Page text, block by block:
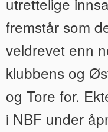
fremstår som
veldrevet enn
klubbens og
og Tore for.
i NBF under